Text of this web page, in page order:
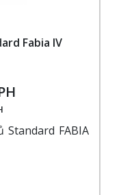
Fabia IV
Standard FABIA